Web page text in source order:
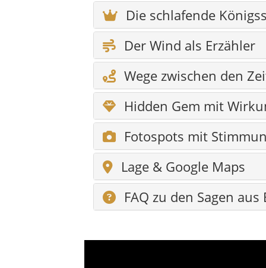
Die schlafende
Der Wind als Erzähler
Wege zwischen den
Hidden Gem mit
Fotospots mit
Lage & Google Maps
FAQ zu den Sagen aus